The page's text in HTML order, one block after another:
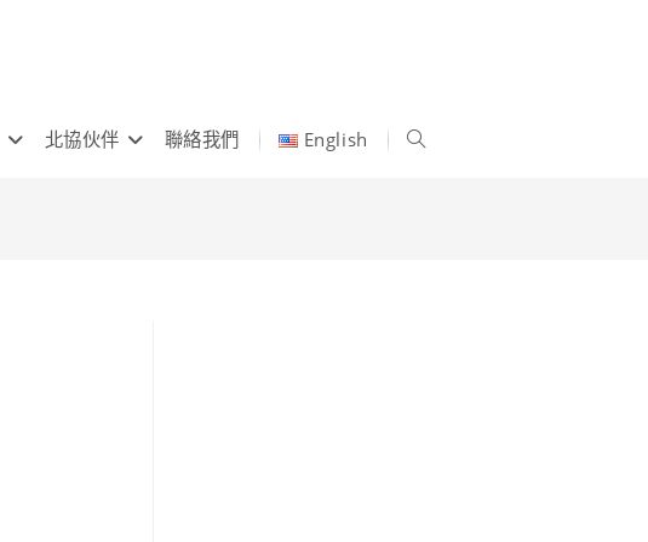
北協伙伴 聯絡我們 English